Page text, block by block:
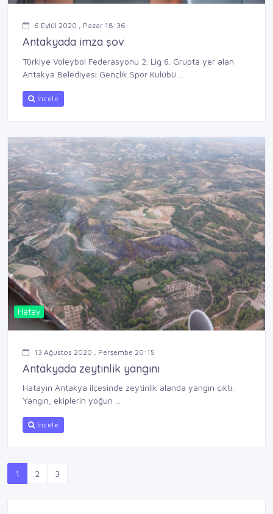
6 Eylül 2020 , Pazar 18:36
Antakyada imza şov
Türkiye Voleybol Federasyonu 2. Lig 6. Grupta yer alan
Antakya Belediyesi Gençlik Spor Kulübü ...
İncele
Hatay
13 Ağustos 2020 , Perşembe 20:15
Antakyada zeytinlik yangını
Hatayın Antakya ilçesinde zeytinlik alanda yangın çıktı.
Yangın, ekiplerin yoğun ...
İncele
1 2 3